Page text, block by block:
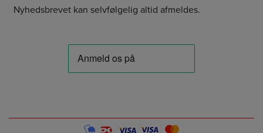
Nyhedsbrevet kan selvfølgelig altid afmeldes.